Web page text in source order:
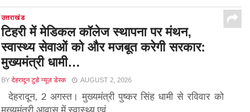
उत्तराखंड
टिहरी में मेडिकल कॉलेज स्थापना पर मंथन,
स्वास्थ्य सेवाओं को और मजबूत करेगी सरकार:
मुख्यमंत्री धामी…
BY देहरादून टुडे न्यूज़ डेस्क AUGUST 2, 2026
देहरादून, 2 अगस्त। मुख्यमंत्री पुष्कर सिंह धामी से रविवार को